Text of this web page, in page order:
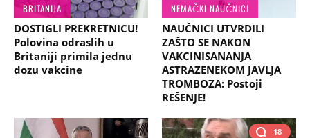
BRITANIJA
DOSTIGLI PREKRETNICU!
Polovina odraslih u
Britaniji primila jednu
dozu vakcine
NEMAČKI NAUČNICI
NAUČNICI UTVRDILI
ZAŠTO SE NAKON
VAKCINISANANJA
ASTRAZENEKOM JAVLJA
TROMBOZA: Postoji
REŠENJE!
18